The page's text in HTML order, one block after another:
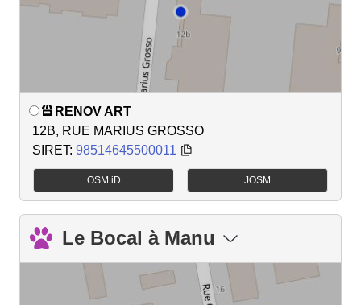
RENOV ART
12B, RUE MARIUS GROSSO
SIRET: 98514645500011
OSM iD JOSM
Le Bocal à Manu